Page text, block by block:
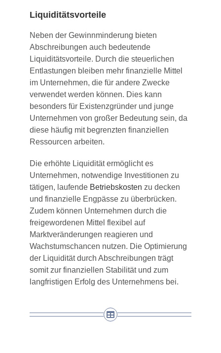
Liquiditätsvorteile
Neben der Gewinnminderung bieten
Abschreibungen auch bedeutende
Liquiditätsvorteile. Durch die steuerlichen
Entlastungen bleiben mehr finanzielle Mittel
im Unternehmen, die für andere Zwecke
verwendet werden können. Dies kann
besonders für Existenzgründer und junge
Unternehmen von großer Bedeutung sein, da
diese häufig mit begrenzten finanziellen
Ressourcen arbeiten.
Die erhöhte Liquidität ermöglicht es
Unternehmen, notwendige Investitionen zu
tätigen, laufende Betriebskosten zu decken
und finanzielle Engpässe zu überbrücken.
Zudem können Unternehmen durch die
freigewordenen Mittel flexibel auf
Marktveränderungen reagieren und
Wachstumschancen nutzen. Die Optimierung
der Liquidität durch Abschreibungen trägt
somit zur finanziellen Stabilität und zum
langfristigen Erfolg des Unternehmens bei.